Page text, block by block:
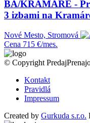
BA/KRAMÁRE -
3 izbami na
Nové Mesto, Stromová
Cena 715 €/mes.
© Copyright
Kontakt
Pravidlá
Impressum
Created by Gurkuda s.r.o.